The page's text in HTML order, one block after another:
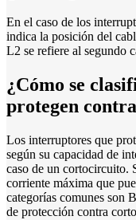
En el caso de los
indica la posición del
L2 se refiere al segundo
¿Cómo se
protegen
Los interruptores que
según su capacidad de
caso de un cortocircuito.
corriente máxima que
categorías comunes son
de protección contra